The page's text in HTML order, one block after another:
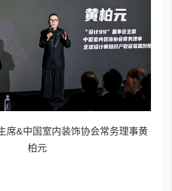
席&中国室内装饰协会常务理事黄
柏元